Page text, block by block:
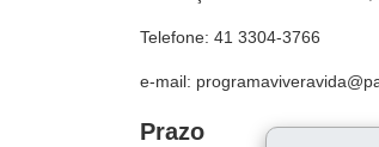
Telefone: 41 3304-3766
e-mail:
Prazo